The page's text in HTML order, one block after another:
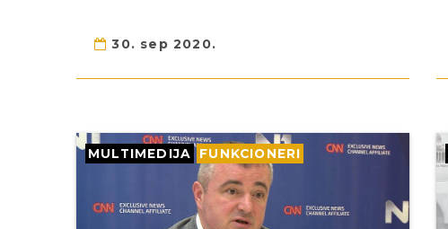
30. sep 2020.
MULTIMEDIJA FUNKCIONERI